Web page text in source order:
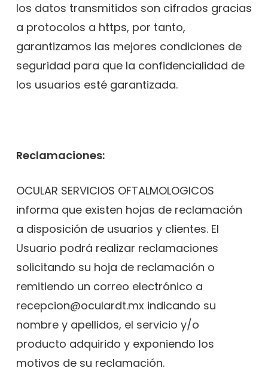
los datos transmitidos son cifrados gracias
a protocolos a https, por tanto,
garantizamos las mejores condiciones de
seguridad para que la confidencialidad de
los usuarios esté garantizada.
Reclamaciones:
OCULAR SERVICIOS OFTALMOLOGICOS
informa que existen hojas de reclamación
a disposición de usuarios y clientes. El
Usuario podrá realizar reclamaciones
solicitando su hoja de reclamación o
remitiendo un correo electrónico a
recepcion@oculardt.mx indicando su
nombre y apellidos, el servicio y/o
producto adquirido y exponiendo los
motivos de su reclamación.